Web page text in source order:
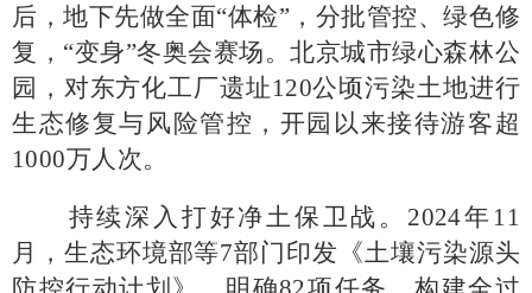
后，地下先做全面“体检”，分批管控、绿色修
复，“变身”冬奥会赛场。北京城市绿心森林公
园，对东方化工厂遗址120公顷污染土地进行
生态修复与风险管控，开园以来接待游客超
1000万人次。
持续深入打好净土保卫战。 2024年11
月，生态环境部等7部门印发《土壤污染源头